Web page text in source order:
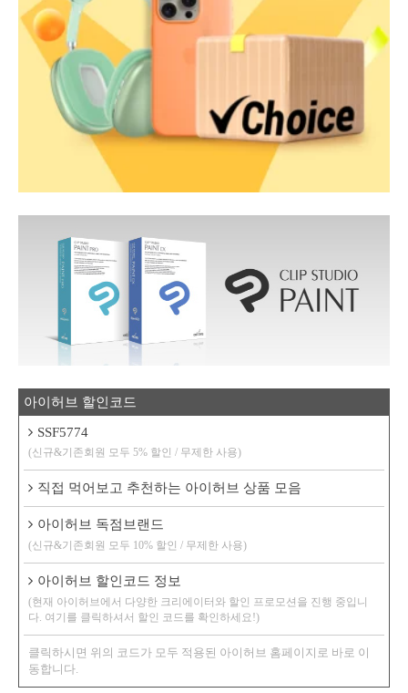
아이허브 할인코드
SSF5774
(신규&기존회원 모두 5% 할인 / 무제한 사용)
직접 먹어보고 추천하는 아이허브 상품 모음
아이허브 독점브랜드
(신규&기존회원 모두 10% 할인 / 무제한 사용)
아이허브 할인코드 정보
(현재 아이허브에서 다양한 크리에이터와 할인 프로모션을 진행 중입니
다. 여기를 클릭하셔서 할인 코드를 확인하세요!)
클릭하시면 위의 코드가 모두 적용된 아이허브 홈페이지로 바로 이
동합니다.